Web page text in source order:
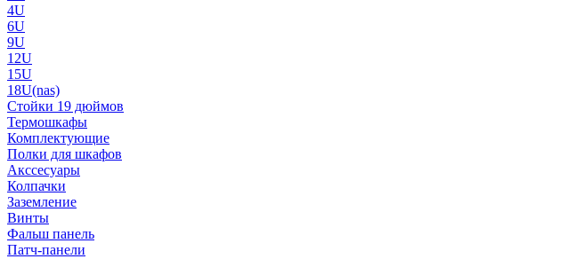
4U
6U
9U
12U
15U
18U(nas)
Стойки 19 дюймов
Термошкафы
Комплектующие
Полки для шкафов
Акссесуары
Колпачки
Заземление
Винты
Фальш панель
Патч-панели